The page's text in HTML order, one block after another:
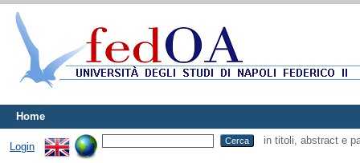
Home
Login
in titoli, abstract e